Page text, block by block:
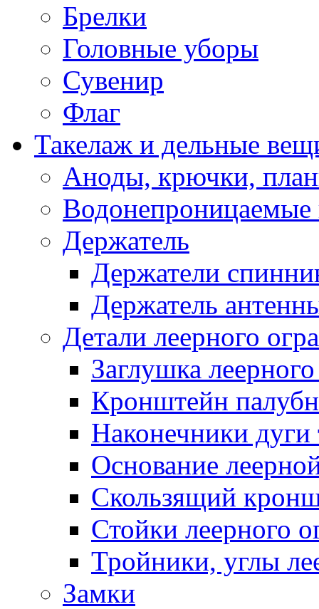
Брелки
Головные уборы
Сувенир
Флаг
Такелаж и дельные
Аноды, крючки,
Водонепроницаемые
Держатель
Держатели
Держатель
Детали леерного
Заглушка
Кронштейн
Наконечники дуги
Основание
Скользящий
Стойки леерного
Тройники, углы
Замки